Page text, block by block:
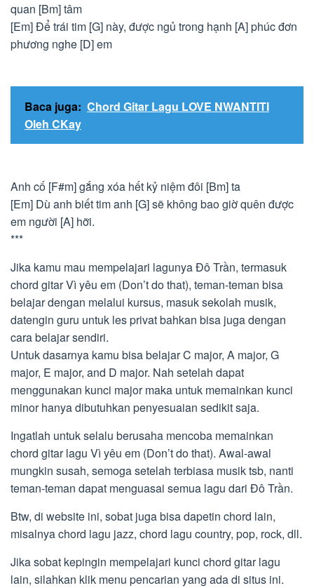
quan [Bm] tâm
[Em] Để trái tim [G] này, được ngủ trong hạnh [A] phúc đơn
phương nghe [D] em
Baca juga: Chord Gitar Lagu LOVE NWANTITI
Oleh CKay
Anh cố [F#m] gắng xóa hết kỷ niệm đôi [Bm] ta
[Em] Dù anh biết tim anh [G] sẽ không bao giờ quên được
em người [A] hỡi.
***
Jika kamu mau mempelajari lagunya Đô Trần, termasuk
chord gitar Vì yêu em (Don’t do that), teman-teman bisa
belajar dengan melalui kursus, masuk sekolah musik,
datengin guru untuk les privat bahkan bisa juga dengan
cara belajar sendiri.
Untuk dasarnya kamu bisa belajar C major, A major, G
major, E major, and D major. Nah setelah dapat
menggunakan kunci major maka untuk memainkan kunci
minor hanya dibutuhkan penyesuaian sedikit saja.
Ingatlah untuk selalu berusaha mencoba memainkan
chord gitar lagu Vì yêu em (Don’t do that). Awal-awal
mungkin susah, semoga setelah terbiasa musik tsb, nanti
teman-teman dapat menguasai semua lagu dari Đô Trần.
Btw, di website ini, sobat juga bisa dapetin chord lain,
misalnya chord lagu jazz, chord lagu country, pop, rock, dll.
Jika sobat kepingin mempelajari kunci chord gitar lagu
lain, silahkan klik menu pencarian yang ada di situs ini.